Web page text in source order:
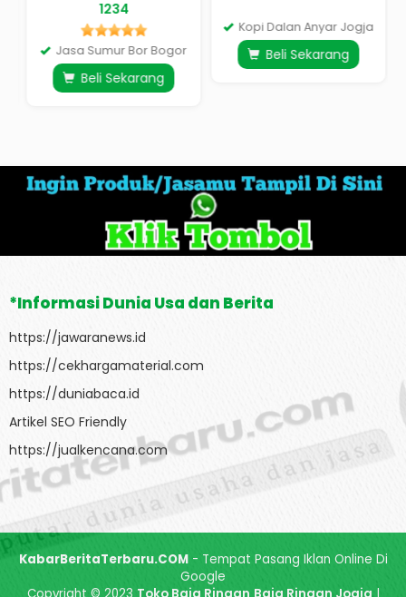
1234
Jasa Sumur Bor Bogor
Beli Sekarang
Kopi Dalan Anyar Jogja
Beli Sekarang
*Informasi Dunia Usa dan Berita
https://jawaranews.id
https://cekhargamaterial.com
https://duniabaca.id
Artikel SEO Friendly
https://jualkencana.com
KabarBeritaTerbaru.COM- Tempat Pasang Iklan Online Di
Google